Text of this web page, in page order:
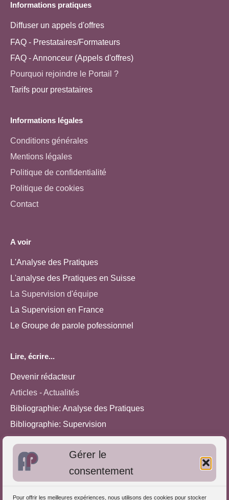
Gérer le
consentement
Pour offrir les meilleures expériences, nous utilisons des cookies pour stocker
Informations pratiques
Diffuser un appels d'offres
FAQ - Prestataires/Formateurs
FAQ - Annonceur (Appels d'offres)
Pourquoi rejoindre le Portail ?
Tarifs pour prestataires
Informations légales
Conditions générales
Mentions légales
Politique de confidentialité
Politique de cookies
Contact
A voir
L'Analyse des Pratiques
L'analyse des Pratiques en Suisse
La Supervision d'équipe
La Supervision en France
Le Groupe de parole pofessionnel
Lire, écrire...
Devenir rédacteur
Articles - Actualités
Bibliographie: Analyse des Pratiques
Bibliographie: Supervision
Approches de l'Analyse des pratiques